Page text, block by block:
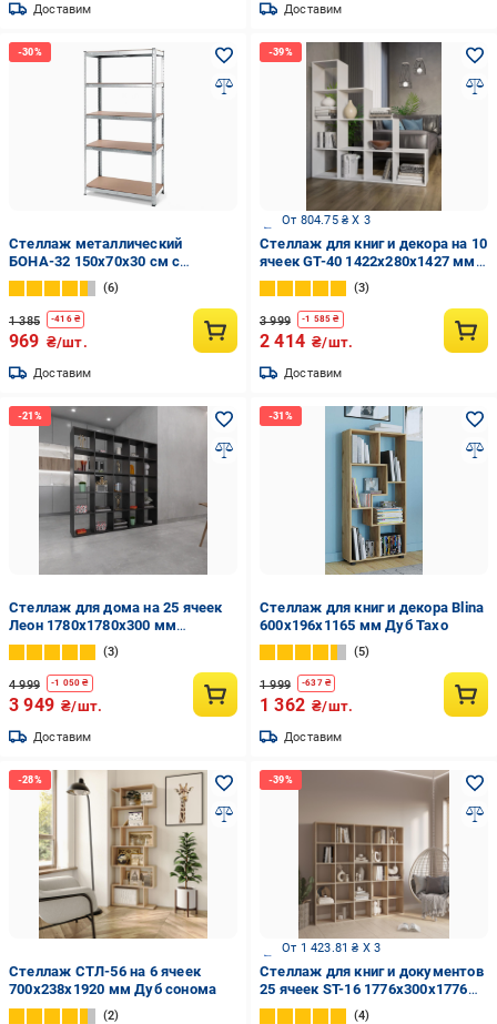
Доставим Доставим
Стеллаж металлический
БОНА-32 150х70х30 см с
оцинкованным покрытием на 5
полок с МДФ (32)
6
1 385 -416₴
969 ₴/шт.
Доставим
От 804.75 ₴ X 3
Стеллаж для книг и декора на 10
ячеек GT-40 1422х280х1427 мм
Белый (20319082)
3
3 999 -1 585 ₴
2 414 ₴/шт.
Доставим
Стеллаж для дома на 25 ячеек
Леон 1780х1780х300 мм
Антрацит
3
4 999 -1 050 ₴
3 949 ₴/шт.
Доставим
Стеллаж для книг и декора Blina
600х196х1165 мм Дуб Тахо
5
1 999 -637₴
1 362 ₴/шт.
Доставим
Стеллаж СТЛ-56 на 6 ячеек
700х238х1920 мм Дуб сонома
2
От 1 423.81 ₴ X 3
Стеллаж для книг и документов
25 ячеек ST-16 1776х300х1776
мм Дуб Сонома
4